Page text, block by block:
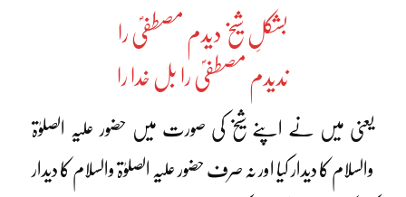
بشکلِ شیخ دیدم مصطفیؐ را
ندیدم مصطفیؐ را بل خدا را
یعنی میں نے اپنے شیخ کی صورت میں حضور علیہ الصلوٰۃ
والسلام کا دیدار کیا اور نہ صرف حضور علیہ الصلوٰۃ والسلام کا دیدار